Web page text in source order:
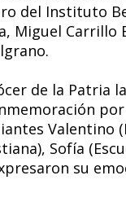
del Instituto
Miguel Carrillo
de la Patria
Valentino
Sofía
su